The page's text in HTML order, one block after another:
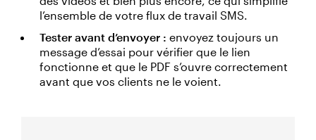
l’ensemble de votre flux de travail SMS.
Tester avant d’envoyer : envoyez toujours un
message d’essai pour vérifier que le lien
fonctionne et que le PDF s’ouvre correctement
avant que vos clients ne le voient.